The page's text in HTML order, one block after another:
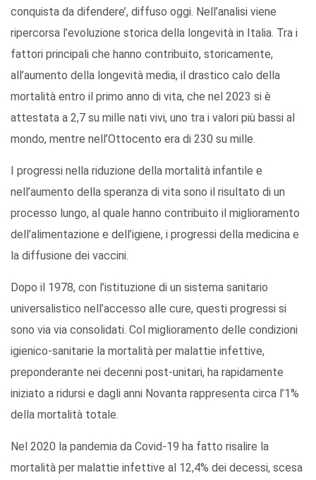
conquista da difendere’, diffuso oggi. Nell’analisi viene
ripercorsa l’evoluzione storica della longevità in Italia. Tra i
fattori principali che hanno contribuito, storicamente,
all’aumento della longevità media, il drastico calo della
mortalità entro il primo anno di vita, che nel 2023 si è
attestata a 2,7 su mille nati vivi, uno tra i valori più bassi al
mondo, mentre nell’Ottocento era di 230 su mille.
I progressi nella riduzione della mortalità infantile e
nell’aumento della speranza di vita sono il risultato di un
processo lungo, al quale hanno contribuito il miglioramento
dell’alimentazione e dell’igiene, i progressi della medicina e
la diffusione dei vaccini.
Dopo il 1978, con l’istituzione di un sistema sanitario
universalistico nell’accesso alle cure, questi progressi si
sono via via consolidati. Col miglioramento delle condizioni
igienico-sanitarie la mortalità per malattie infettive,
preponderante nei decenni post-unitari, ha rapidamente
iniziato a ridursi e dagli anni Novanta rappresenta circa l’1%
della mortalità totale.
Nel 2020 la pandemia da Covid-19 ha fatto risalire la
mortalità per malattie infettive al 12,4% dei decessi, scesa